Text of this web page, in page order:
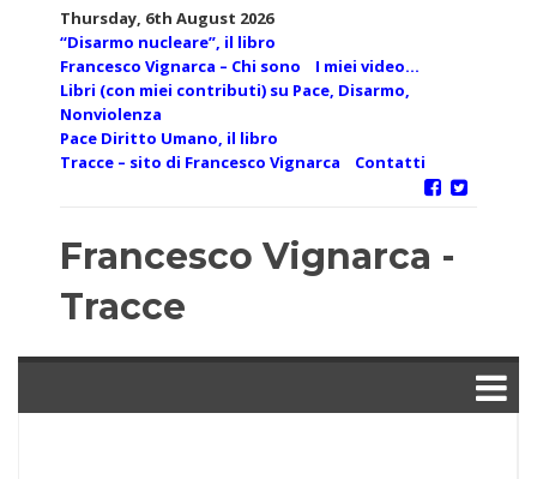
Thursday, 6th August 2026
“Disarmo nucleare”, il libro
Francesco Vignarca – Chi sono
I miei video…
Libri (con miei contributi) su Pace, Disarmo,
Nonviolenza
Pace Diritto Umano, il libro
Tracce – sito di Francesco Vignarca
Contatti
Francesco Vignarca -
Tracce